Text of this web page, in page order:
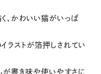
、かわいい猫がいっぱ
ラストが箔押しされてい
書き味や使いやすさに